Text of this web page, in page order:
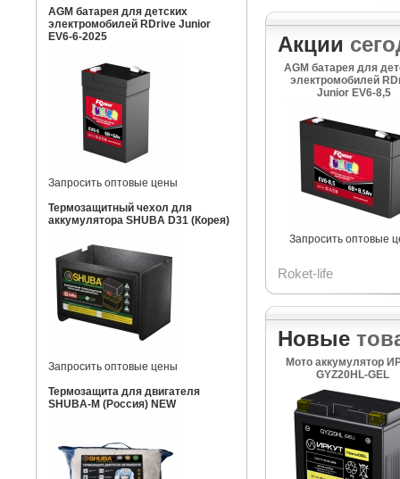
AGM батарея для детских
электромобилей RDrive Junior
EV6-6-2025
Запросить оптовые цены
Термозащитный чехол для
аккумулятора SHUBA D31 (Корея)
Запросить оптовые цены
Термозащита для двигателя
SHUBA-M (Россия) NEW
Акции
AGM батарея для
электромобилей
Junior EV6-8,5
Запросить оптовые
Roket-life
Новые
Мото аккумулятор
GYZ20HL-GEL